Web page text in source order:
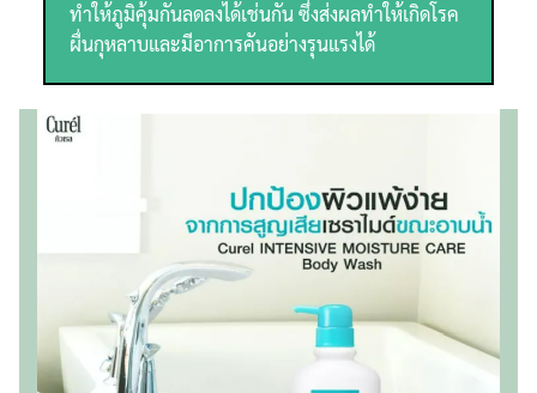
ทำให้ภูมิคุ้มกันลดลงได้เช่นกัน ซึ่งส่งผลทำให้เกิดโรค
ผื่นกุหลาบและมีอาการคันอย่างรุนแรงได้